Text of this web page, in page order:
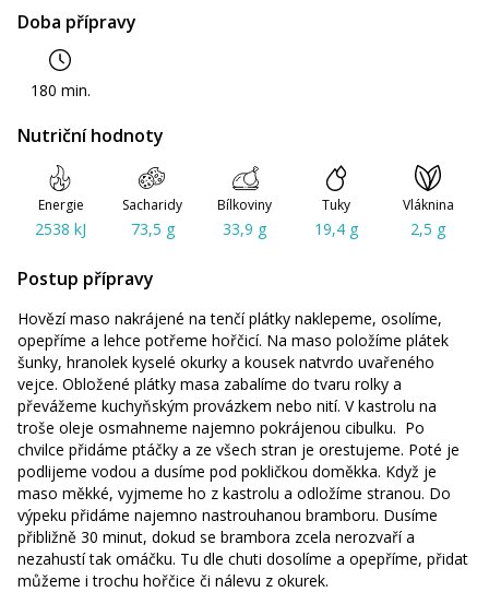
Doba přípravy
180 min.
Nutriční hodnoty
Energie
2538 kJ
Sacharidy
73,5 g
Bílkoviny
33,9 g
Tuky
19,4 g
Vláknina
2,5 g
Postup přípravy
Hovězí maso nakrájené na tenčí plátky naklepeme, osolíme,
opepříme a lehce potřeme hořčicí. Na maso položíme plátek
šunky, hranolek kyselé okurky a kousek natvrdo uvařeného
vejce. Obložené plátky masa zabalíme do tvaru rolky a
převážeme kuchyňským provázkem nebo nití. V kastrolu na
troše oleje osmahneme najemno pokrájenou cibulku. Po
chvilce přidáme ptáčky a ze všech stran je orestujeme. Poté je
podlijeme vodou a dusíme pod pokličkou doměkka. Když je
maso měkké, vyjmeme ho z kastrolu a odložíme stranou. Do
výpeku přidáme najemno nastrouhanou bramboru. Dusíme
přibližně 30 minut, dokud se brambora zcela nerozvaří a
nezahustí tak omáčku. Tu dle chuti dosolíme a opepříme, přidat
můžeme i trochu hořčice či nálevu z okurek.